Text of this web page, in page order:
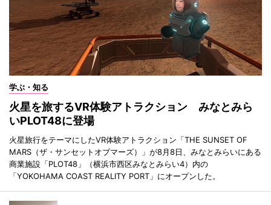
学ぶ・知る
火星を旅するVR体験アトラクション みなとみら
いPLOT48に登場
火星旅行をテーマにしたVR体験アトラクション「THE SUNSET OF
MARS（ザ・サンセットオブマーズ）」が8月8日、みなとみらいにある
商業施設「PLOT48」（横浜市西区みなとみらい4）内の
「YOKOHAMA COAST REALITY PORT」にオープンした。